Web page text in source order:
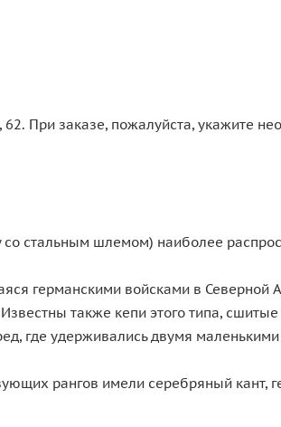
При заказе, пожалуйста, укажите
стальным шлемом) наиболее
германскими войсками в
также кепи этого типа,
где удерживались двумя
рангов имели серебряный кант,